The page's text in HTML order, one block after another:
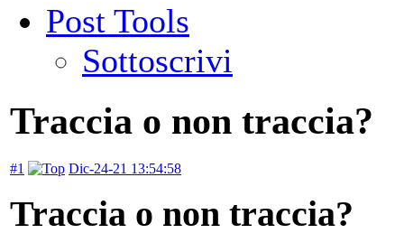
Post Tools
Sottoscrivi
Traccia o non traccia?
#1 Dic-24-21 13:54:58
Traccia o non traccia?